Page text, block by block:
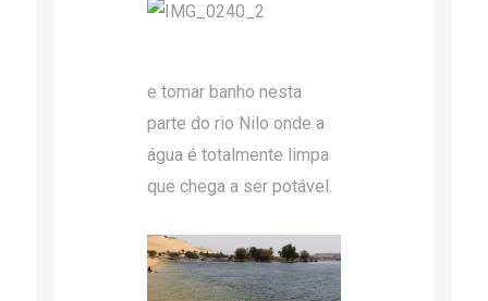
e tomar banho nesta
parte do rio Nilo onde a
água é totalmente limpa
que chega a ser potável.